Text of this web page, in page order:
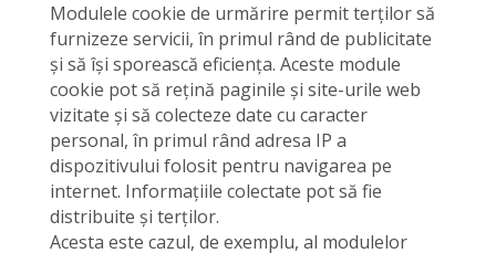
Modulele cookie de urmărire permit terților să
furnizeze servicii, în primul rând de publicitate
și să își sporească eficiența. Aceste module
cookie pot să rețină paginile și site-urile web
vizitate și să colecteze date cu caracter
personal, în primul rând adresa IP a
dispozitivului folosit pentru navigarea pe
internet. Informațiile colectate pot să fie
distribuite și terților.
Acesta este cazul, de exemplu, al modulelor